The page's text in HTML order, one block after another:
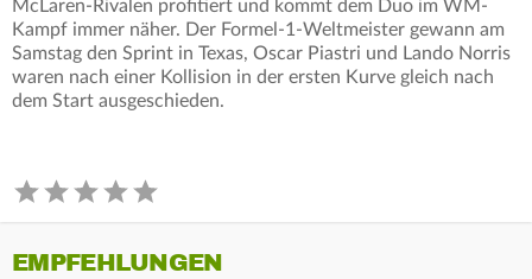
McLaren-Rivalen profitiert und kommt dem Duo im WM-
Kampf immer näher. Der Formel-1-Weltmeister gewann am
Samstag den Sprint in Texas, Oscar Piastri und Lando Norris
waren nach einer Kollision in der ersten Kurve gleich nach
dem Start ausgeschieden.
EMPFEHLUNGEN